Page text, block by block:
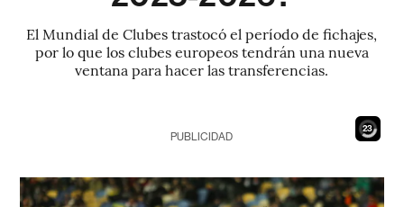
El Mundial de Clubes trastocó el período de fichajes,
por lo que los clubes europeos tendrán una nueva
ventana para hacer las transferencias.
21
PUBLICIDAD